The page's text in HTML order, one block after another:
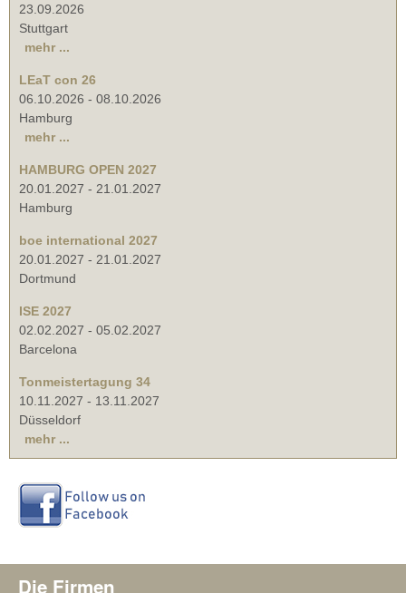
23.09.2026
Stuttgart
mehr ...
LEaT con 26
06.10.2026 - 08.10.2026
Hamburg
mehr ...
HAMBURG OPEN 2027
20.01.2027 - 21.01.2027
Hamburg
boe international 2027
20.01.2027 - 21.01.2027
Dortmund
ISE 2027
02.02.2027 - 05.02.2027
Barcelona
Tonmeistertagung 34
10.11.2027 - 13.11.2027
Düsseldorf
mehr ...
Die Firmen